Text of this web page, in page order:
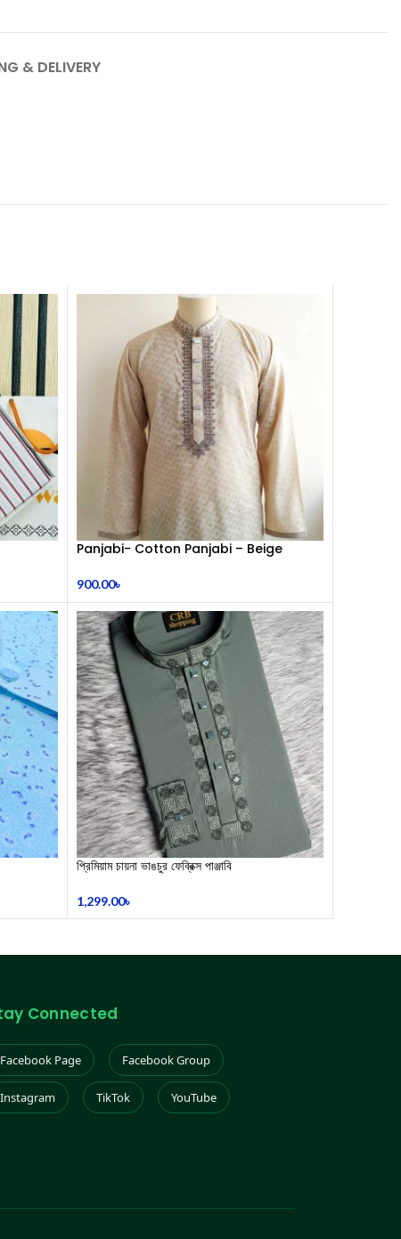
& DELIVERY
Panjabi- Cotton Panjabi – Beige
900.00৳
​প্রিমিয়াম চায়না ভাঙচুর ফেব্রিক্স পাঞ্জাবি
1,299.00৳
Connected
Facebook Page Facebook Group
Instagram TikTok YouTube